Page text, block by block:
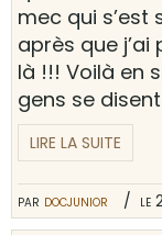
par docjunior le
mec qui s’est
après que
là !!! Voilà en
gens se
LIRE LA SUITE